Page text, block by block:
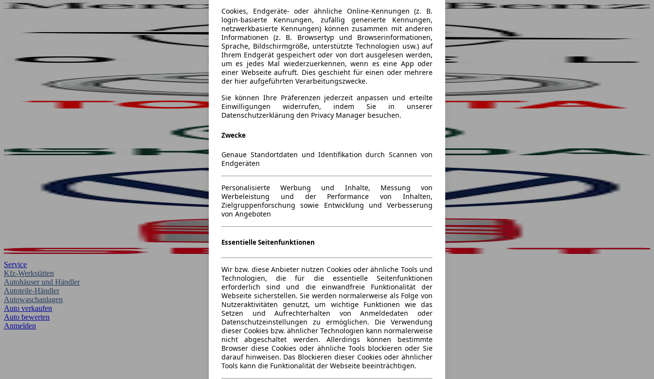
Service
Kfz-Werkstätten
Autohäuser und Händler
Autoteile-Händler
Autowaschanlagen
Auto verkaufen
Auto bewerten
Anmelden
Cookies, Endgeräte- oder ähnliche Online-Kennungen (z. B.
login-basierte Kennungen, zufällig generierte Kennungen,
netzwerkbasierte Kennungen) können zusammen mit anderen
Informationen (z. B. Browsertyp und Browserinformationen,
Sprache, Bildschirmgröße, unterstützte Technologien usw.) auf
Ihrem Endgerät gespeichert oder von dort ausgelesen werden,
um es jedes Mal wiederzuerkennen, wenn es eine App oder
einer Webseite aufruft. Dies geschieht für einen oder mehrere
der hier aufgeführten Verarbeitungszwecke.
Sie können Ihre Präferenzen jederzeit anpassen und erteilte
Einwilligungen widerrufen, indem Sie in unserer
Datenschutzerklärung den Privacy Manager besuchen.
Zwecke
Genaue Standortdaten und Identifikation durch Scannen von
Endgeräten
Personalisierte Werbung und Inhalte, Messung von
Werbeleistung und der Performance von Inhalten,
Zielgruppenforschung sowie Entwicklung und Verbesserung
von Angeboten
Essentielle Seitenfunktionen
Wir bzw. diese Anbieter nutzen Cookies oder ähnliche Tools und
Technologien, die für die essentielle Seitenfunktionen
erforderlich sind und die einwandfreie Funktionalität der
Webseite sicherstellen. Sie werden normalerweise als Folge von
Nutzeraktivitäten genutzt, um wichtige Funktionen wie das
Setzen und Aufrechterhalten von Anmeldedaten oder
Datenschutzeinstellungen zu ermöglichen. Die Verwendung
dieser Cookies bzw. ähnlicher Technologien kann normalerweise
nicht abgeschaltet werden. Allerdings können bestimmte
Browser diese Cookies oder ähnliche Tools blockieren oder Sie
darauf hinweisen. Das Blockieren dieser Cookies oder ähnlicher
Tools kann die Funktionalität der Webseite beeinträchtigen.